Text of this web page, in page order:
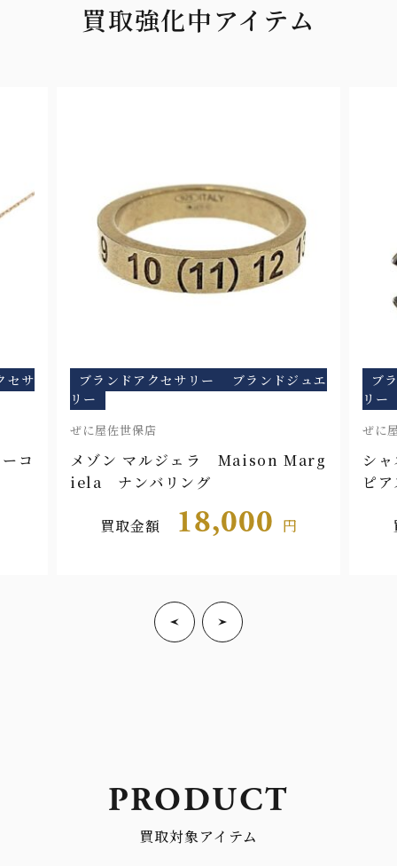
買取強化中アイテム
セサ
コ
ブランドアクセサリー
ブランドジュエ
リー
ぜに屋佐世保店
メゾン マルジェラ Maison Marg
iela ナンバリング
買取金額 18,000 円
ブ
リー
ぜに
シ
ピ
PRODUCT
買取対象アイテム